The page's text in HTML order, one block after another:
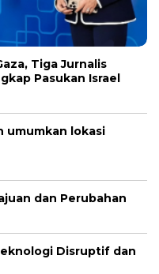
Tiga Jurnalis
Pasukan Israel
umumkan lokasi
dan Perubahan
Disruptif dan